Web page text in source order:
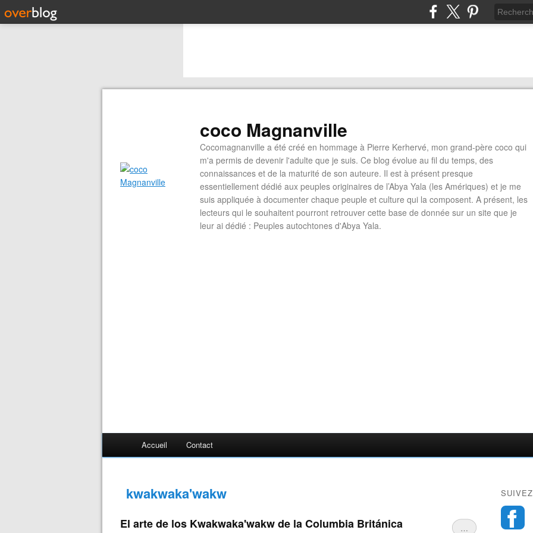
coco Magnanville
Cocomagnanville a été créé en hommage à Pierre Kerhervé, mon grand-père coco qui
m'a permis de devenir l'adulte que je suis. Ce blog évolue au fil du temps, des
connaissances et de la maturité de son auteure. Il est à présent presque
essentiellement dédié aux peuples originaires de l’Abya Yala (les Amériques) et je me
suis appliquée à documenter chaque peuple et culture qui la composent. A présent, les
lecteurs qui le souhaitent pourront retrouver cette base de donnée sur un site que je
leur ai dédié : Peuples autochtones d'Abya Yala.
Accueil Contact
kwakwaka'wakw
…
El arte de los Kwakwaka'wakw de la Columbia Británica